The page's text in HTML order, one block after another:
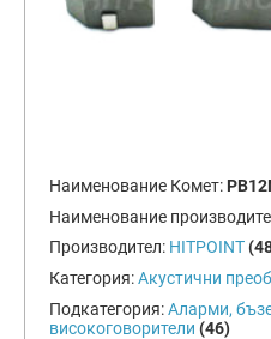
Наименование Комет:
Наименование
Производител: HITPOINT
Категория:Акустични
Подкатегория:Аларми,
високоговорители (46)